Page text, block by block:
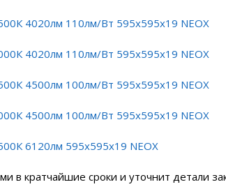
4020лм 110лм/Вт 595х595х19 NEOX
4020лм 110лм/Вт 595х595х19 NEOX
4500лм 100лм/Вт 595х595х19 NEOX
4500лм 100лм/Вт 595х595х19 NEOX
6120лм 595х595х19 NEOX
в кратчайшие сроки и уточнит детали